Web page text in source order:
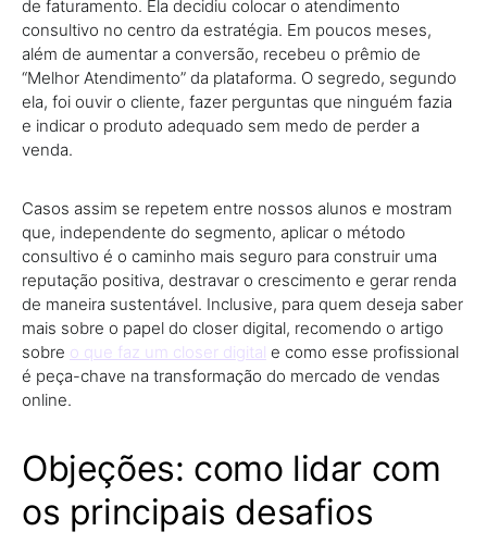
de faturamento. Ela decidiu colocar o atendimento
consultivo no centro da estratégia. Em poucos meses,
além de aumentar a conversão, recebeu o prêmio de
“Melhor Atendimento” da plataforma. O segredo, segundo
ela, foi ouvir o cliente, fazer perguntas que ninguém fazia
e indicar o produto adequado sem medo de perder a
venda.
Casos assim se repetem entre nossos alunos e mostram
que, independente do segmento, aplicar o método
consultivo é o caminho mais seguro para construir uma
reputação positiva, destravar o crescimento e gerar renda
de maneira sustentável. Inclusive, para quem deseja saber
mais sobre o papel do closer digital, recomendo o artigo
sobre o que faz um closer digital e como esse profissional
é peça-chave na transformação do mercado de vendas
online.
Objeções: como lidar com
os principais desafios